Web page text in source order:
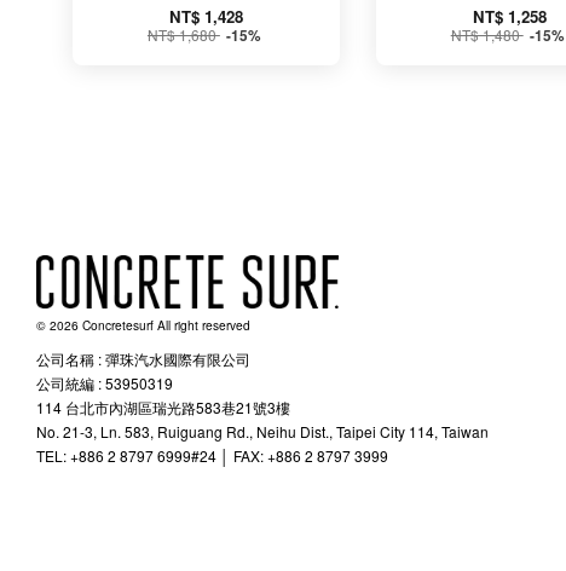
NT$ 1,428
NT$ 1,680 -15%
NT$ 1,258
NT$ 1,480 -15%
© 2026 Concretesurf All right reserved
公司名稱 : 彈珠汽水國際有限公司
公司統編 : 53950319
114 台北市內湖區瑞光路583巷21號3樓
No. 21-3, Ln. 583, Ruiguang Rd., Neihu Dist., Taipei City 114, Taiwan
TEL: +886 2 8797 6999#24 │ FAX: +886 2 8797 3999